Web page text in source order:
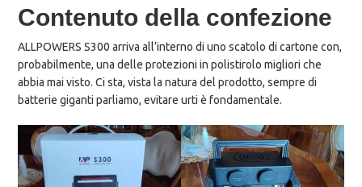
Contenuto della confezione
ALLPOWERS S300 arriva all’interno di uno scatolo di cartone con,
probabilmente, una delle protezioni in polistirolo migliori che
abbia mai visto. Ci sta, vista la natura del prodotto, sempre di
batterie giganti parliamo, evitare urti è fondamentale.